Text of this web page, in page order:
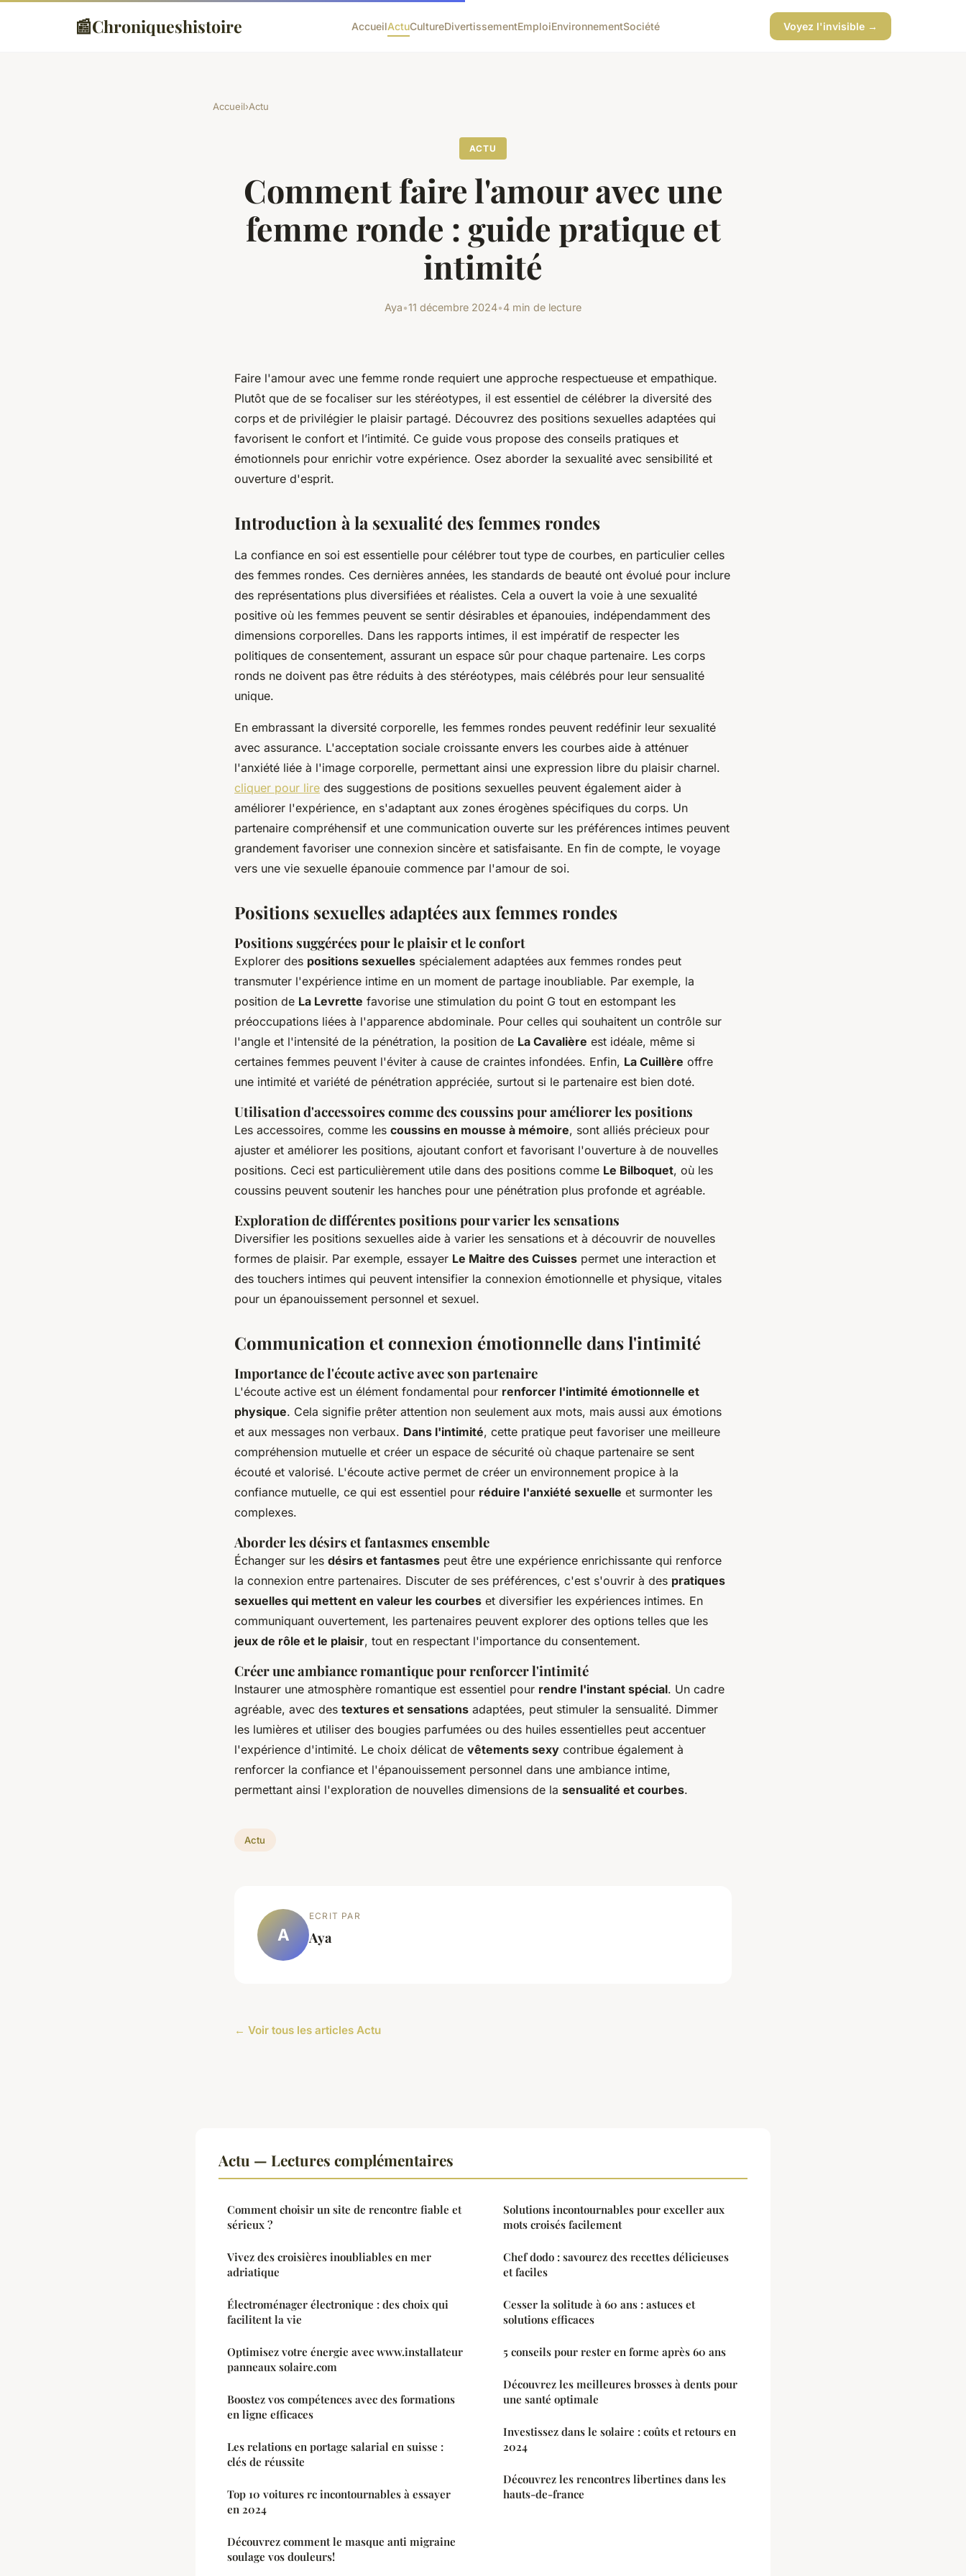
📰Chroniqueshistoire AccueilActuCultureDivertissementEmploiEnvironnementSociété Voyez l'invisible →
Accueil›Actu
ACTU
Comment faire l'amour avec une
femme ronde : guide pratique et
intimité
Aya•11 décembre 2024•4 min de lecture
Faire l'amour avec une femme ronde requiert une approche respectueuse et empathique.
Plutôt que de se focaliser sur les stéréotypes, il est essentiel de célébrer la diversité des
corps et de privilégier le plaisir partagé. Découvrez des positions sexuelles adaptées qui
favorisent le confort et l’intimité. Ce guide vous propose des conseils pratiques et
émotionnels pour enrichir votre expérience. Osez aborder la sexualité avec sensibilité et
ouverture d'esprit.
Introduction à la sexualité des femmes rondes
La confiance en soi est essentielle pour célébrer tout type de courbes, en particulier celles
des femmes rondes. Ces dernières années, les standards de beauté ont évolué pour inclure
des représentations plus diversifiées et réalistes. Cela a ouvert la voie à une sexualité
positive où les femmes peuvent se sentir désirables et épanouies, indépendamment des
dimensions corporelles. Dans les rapports intimes, il est impératif de respecter les
politiques de consentement, assurant un espace sûr pour chaque partenaire. Les corps
ronds ne doivent pas être réduits à des stéréotypes, mais célébrés pour leur sensualité
unique.
En embrassant la diversité corporelle, les femmes rondes peuvent redéfinir leur sexualité
avec assurance. L'acceptation sociale croissante envers les courbes aide à atténuer
l'anxiété liée à l'image corporelle, permettant ainsi une expression libre du plaisir charnel.
cliquer pour lire des suggestions de positions sexuelles peuvent également aider à
améliorer l'expérience, en s'adaptant aux zones érogènes spécifiques du corps. Un
partenaire compréhensif et une communication ouverte sur les préférences intimes peuvent
grandement favoriser une connexion sincère et satisfaisante. En fin de compte, le voyage
vers une vie sexuelle épanouie commence par l'amour de soi.
Positions sexuelles adaptées aux femmes rondes
Positions suggérées pour le plaisir et le confort
Explorer des positions sexuelles spécialement adaptées aux femmes rondes peut
transmuter l'expérience intime en un moment de partage inoubliable. Par exemple, la
position de La Levrette favorise une stimulation du point G tout en estompant les
préoccupations liées à l'apparence abdominale. Pour celles qui souhaitent un contrôle sur
l'angle et l'intensité de la pénétration, la position de La Cavalière est idéale, même si
certaines femmes peuvent l'éviter à cause de craintes infondées. Enfin, La Cuillère offre
une intimité et variété de pénétration appréciée, surtout si le partenaire est bien doté.
Utilisation d'accessoires comme des coussins pour améliorer les positions
Les accessoires, comme les coussins en mousse à mémoire, sont alliés précieux pour
ajuster et améliorer les positions, ajoutant confort et favorisant l'ouverture à de nouvelles
positions. Ceci est particulièrement utile dans des positions comme Le Bilboquet, où les
coussins peuvent soutenir les hanches pour une pénétration plus profonde et agréable.
Exploration de différentes positions pour varier les sensations
Diversifier les positions sexuelles aide à varier les sensations et à découvrir de nouvelles
formes de plaisir. Par exemple, essayer Le Maitre des Cuisses permet une interaction et
des touchers intimes qui peuvent intensifier la connexion émotionnelle et physique, vitales
pour un épanouissement personnel et sexuel.
Communication et connexion émotionnelle dans l'intimité
Importance de l'écoute active avec son partenaire
L'écoute active est un élément fondamental pour renforcer l'intimité émotionnelle et
physique. Cela signifie prêter attention non seulement aux mots, mais aussi aux émotions
et aux messages non verbaux. Dans l'intimité, cette pratique peut favoriser une meilleure
compréhension mutuelle et créer un espace de sécurité où chaque partenaire se sent
écouté et valorisé. L'écoute active permet de créer un environnement propice à la
confiance mutuelle, ce qui est essentiel pour réduire l'anxiété sexuelle et surmonter les
complexes.
Aborder les désirs et fantasmes ensemble
Échanger sur les désirs et fantasmes peut être une expérience enrichissante qui renforce
la connexion entre partenaires. Discuter de ses préférences, c'est s'ouvrir à des pratiques
sexuelles qui mettent en valeur les courbes et diversifier les expériences intimes. En
communiquant ouvertement, les partenaires peuvent explorer des options telles que les
jeux de rôle et le plaisir, tout en respectant l'importance du consentement.
Créer une ambiance romantique pour renforcer l'intimité
Instaurer une atmosphère romantique est essentiel pour rendre l'instant spécial. Un cadre
agréable, avec des textures et sensations adaptées, peut stimuler la sensualité. Dimmer
les lumières et utiliser des bougies parfumées ou des huiles essentielles peut accentuer
l'expérience d'intimité. Le choix délicat de vêtements sexy contribue également à
renforcer la confiance et l'épanouissement personnel dans une ambiance intime,
permettant ainsi l'exploration de nouvelles dimensions de la sensualité et courbes.
Actu
A
ECRIT PAR
Aya
← Voir tous les articles Actu
Actu — Lectures complémentaires
Comment choisir un site de rencontre fiable et
sérieux ?
Vivez des croisières inoubliables en mer
adriatique
Électroménager électronique : des choix qui
facilitent la vie
Optimisez votre énergie avec www.installateur
panneaux solaire.com
Boostez vos compétences avec des formations
en ligne efficaces
Les relations en portage salarial en suisse :
clés de réussite
Top 10 voitures rc incontournables à essayer
en 2024
Découvrez comment le masque anti migraine
soulage vos douleurs!
Solutions incontournables pour exceller aux
mots croisés facilement
Chef dodo : savourez des recettes délicieuses
et faciles
Cesser la solitude à 60 ans : astuces et
solutions efficaces
5 conseils pour rester en forme après 60 ans
Découvrez les meilleures brosses à dents pour
une santé optimale
Investissez dans le solaire : coûts et retours en
2024
Découvrez les rencontres libertines dans les
hauts-de-france